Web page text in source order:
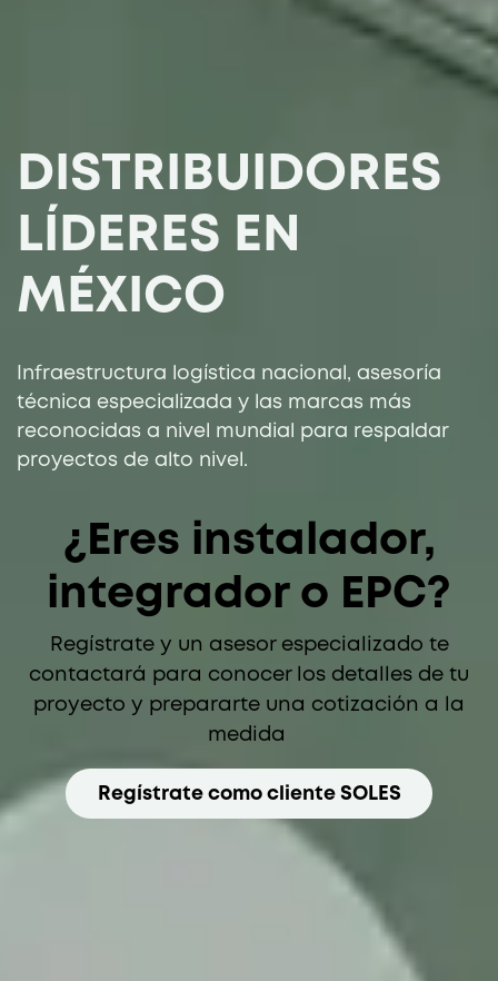
¿Eres instalador,
integrador o EPC?
Regístrate y un asesor especializado te
contactará para conocer los detalles de tu
proyecto y prepararte una cotización a la
medida
Regístrate como cliente SOLES
DISTRIBUIDORES
LÍDERES EN
MÉXICO
Infraestructura logística nacional, asesoría
técnica especializada y las marcas más
reconocidas a nivel mundial para respaldar
proyectos de alto nivel.​